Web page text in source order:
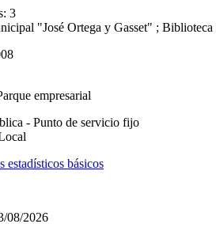
3
"José Ortega y Gasset" ;
empresarial
- Punto de servicio fijo
estadísticos básicos
08/2026